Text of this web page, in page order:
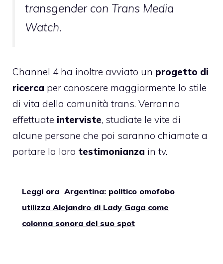
transgender con Trans Media
Watch.
Channel 4 ha inoltre avviato un progetto di
ricerca per conoscere maggiormente lo stile
di vita della comunità trans. Verranno
effettuate interviste, studiate le vite di
alcune persone che poi saranno chiamate a
portare la loro testimonianza in tv.
Leggi ora Argentina: politico omofobo
utilizza Alejandro di Lady Gaga come
colonna sonora del suo spot